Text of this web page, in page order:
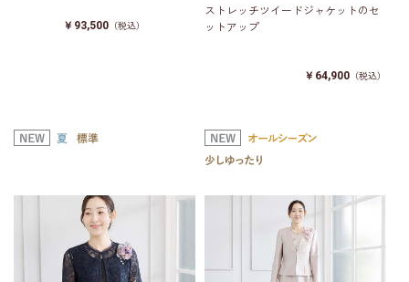
￥93,500 （税込）
ストレッチツイードジャケットのセ
ットアップ
￥64,900 （税込）